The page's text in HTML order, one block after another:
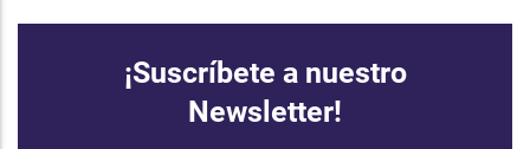
¡Suscríbete a nuestro
Newsletter!